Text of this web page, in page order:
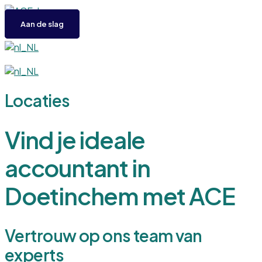
Overslaan
naar
inhoud
Aan de slag
Locaties
Vind je ideale
accountant in
Doetinchem met ACE
Vertrouw op ons team van
experts